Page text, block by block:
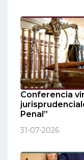
Conferencia
Penal”
31-07-2026